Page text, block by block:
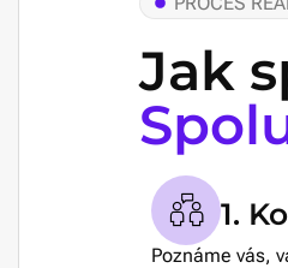
Jak
1.
Poznáme vás,